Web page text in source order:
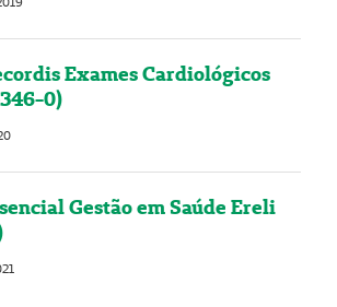
Exames Cardiológicos
0)
Gestão em Saúde Ereli